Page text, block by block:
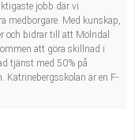
jobb där vi
medborgare. Med kunskap,
och bidrar till att Mölndal
att göra skillnad i
tjänst med 50% på
Katrinebergsskolan är en F-